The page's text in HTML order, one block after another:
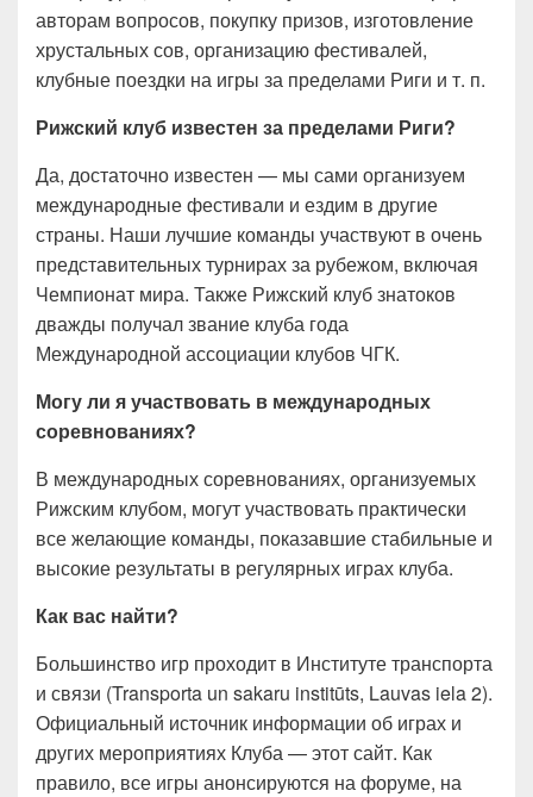
авторам вопросов, покупку призов, изготовление
хрустальных сов, организацию фестивалей,
клубные поездки на игры за пределами Риги и т. п.
Рижский клуб известен за пределами Риги?
Да, достаточно известен — мы сами организуем
международные фестивали и ездим в другие
страны. Наши лучшие команды участвуют в очень
представительных турнирах за рубежом, включая
Чемпионат мира. Также Рижский клуб знатоков
дважды получал звание клуба года
Международной ассоциации клубов ЧГК.
Могу ли я участвовать в международных
соревнованиях?
В международных соревнованиях, организуемых
Рижским клубом, могут участвовать практически
все желающие команды, показавшие стабильные и
высокие результаты в регулярных играх клуба.
Как вас найти?
Большинство игр проходит в Институте транспорта
и связи (Transporta un sakaru institūts, Lauvas iela 2).
Официальный источник информации об играх и
других мероприятиях Клуба — этот сайт. Как
правило, все игры анонсируются на форуме, на